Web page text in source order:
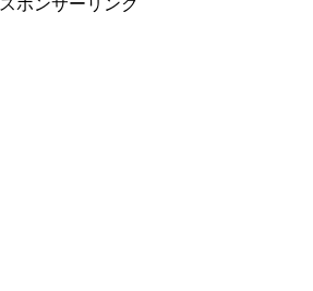
スポンサーリンク